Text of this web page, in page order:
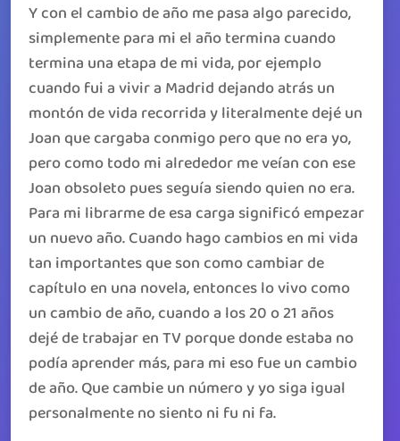
Y con el cambio de año me pasa algo parecido,
simplemente para mi el año termina cuando
termina una etapa de mi vida, por ejemplo
cuando fui a vivir a Madrid dejando atrás un
montón de vida recorrida y literalmente dejé un
Joan que cargaba conmigo pero que no era yo,
pero como todo mi alrededor me veían con ese
Joan obsoleto pues seguía siendo quien no era.
Para mi librarme de esa carga significó empezar
un nuevo año. Cuando hago cambios en mi vida
tan importantes que son como cambiar de
capítulo en una novela, entonces lo vivo como
un cambio de año, cuando a los 20 o 21 años
dejé de trabajar en TV porque donde estaba no
podía aprender más, para mi eso fue un cambio
de año. Que cambie un número y yo siga igual
personalmente no siento ni fu ni fa.